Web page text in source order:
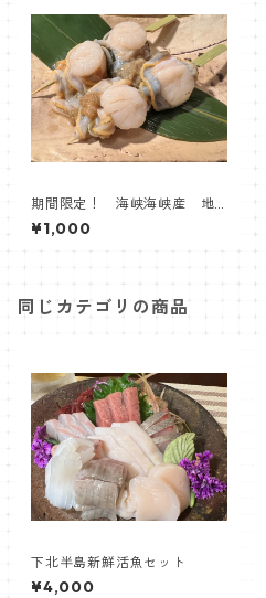
期間限定！ 海峡海峡産 地
まきホタテ串
¥1,000
同じカテゴリの商品
下北半島新鮮活魚セット
¥4,000